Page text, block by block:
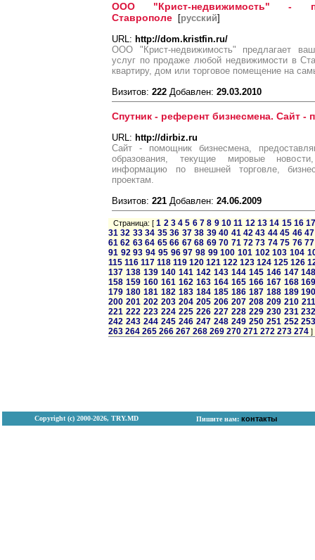
ООО "Крист-недвижимость" -
Ставрополе [русский]
URL: http://dom.kristfin.ru/
ООО "Крист-недвижимость" предлагает
услуг по продаже любой недвижимости в
квартиру, дом или торговое помещение на
Визитов: 222 Добавлен: 29.03.2010
Спутник - референт бизнесмена. Сайт -
URL: http://dirbiz.ru
Сайт - помощник бизнесмена,
образования, текущие мировые
информацию по внешней торговле,
проектам.
Визитов: 221 Добавлен: 24.06.2009
Страница: [1 2 3 4 5 6 7 8 9 10 11 12 13 14 15 16
31 32 33 34 35 36 37 38 39 40 41 42 43 44 45 46 47
61 62 63 64 65 66 67 68 69 70 71 72 73 74 75 76 77
91 92 93 94 95 96 97 98 99 100 101 102 103 104
115 116 117 118 119 120 121 122 123 124 125 126
137 138 139 140 141 142 143 144 145 146 147
158 159 160 161 162 163 164 165 166 167 168
179 180 181 182 183 184 185 186 187 188 189
200 201 202 203 204 205 206 207 208 209 210 211
221 222 223 224 225 226 227 228 229 230 231
242 243 244 245 246 247 248 249 250 251 252
263 264 265 266 267 268 269 270 271 272 273 274 ]
Copyright (с) 2000-2026, TRY.MD Пишите нам: контакты